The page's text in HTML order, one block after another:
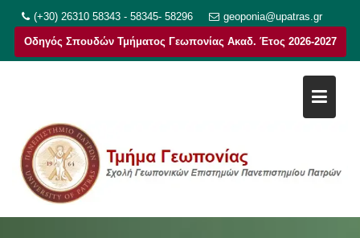
στο
περιεχόμενο
(+30) 26310 58343 - 58345- 58296 geoponia@upatras.gr
Οδηγός Σπουδών Τμήματος Γεωπονίας Ακαδ. Έτος 2026-2027